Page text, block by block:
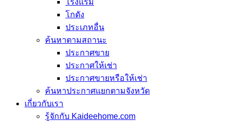
โรงแรม
โกดัง
ประเภทอื่น
ค้นหาตามสถานะ
ประกาศขาย
ประกาศให้เช่า
ประกาศขายหรือให้เช่า
ค้นหาประกาศแยกตามจังหวัด
เกี่ยวกับเรา
รู้จักกับ Kaideehome.com